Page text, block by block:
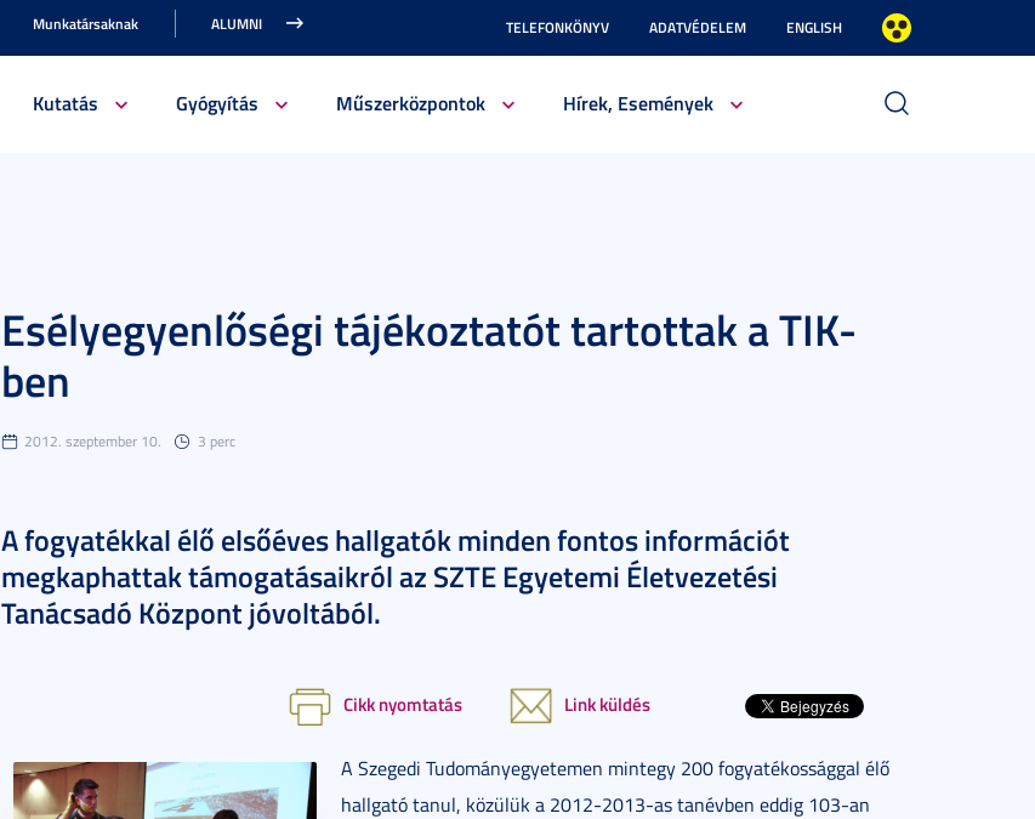
Munkatársaknak ALUMNI TELEFONKÖNYV ADATVÉDELEM ENGLISH
Kutatás Gyógyítás Műszerközpontok Hírek, Események
Esélyegyenlőségi tájékoztatót tartottak a TIK-
ben
2012. szeptember 10. 3 perc
A fogyatékkal élő elsőéves hallgatók minden fontos információt
megkaphattak támogatásaikról az SZTE Egyetemi Életvezetési
Tanácsadó Központ jóvoltából.
Cikk nyomtatás Link küldés
A Szegedi Tudományegyetemen mintegy 200 fogyatékossággal élő
hallgató tanul, közülük a 2012-2013-as tanévben eddig 103-an